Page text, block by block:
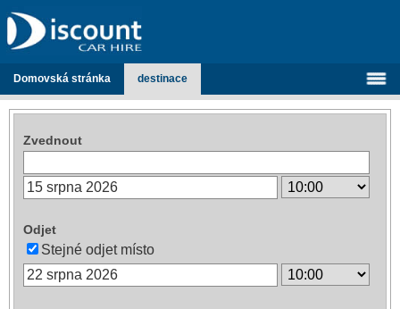
Domovská stránka destinace
Zvednout
Odjet
Stejné odjet místo